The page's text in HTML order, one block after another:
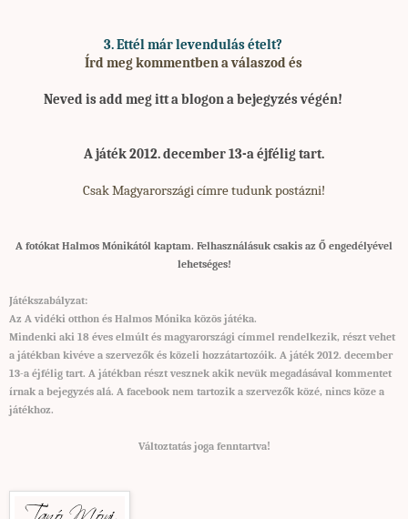
3. Ettél már levendulás ételt?
Írd meg kommentben a válaszod és
Neved is add meg itt a blogon a bejegyzés végén!
A játék 2012. december 13-a éjfélig tart.
Csak Magyarországi címre tudunk postázni!
A fotókat Halmos Mónikától kaptam. Felhasználásuk csakis az Ő engedélyével
lehetséges!
Játékszabályzat:
Az A vidéki otthon és Halmos Mónika közös játéka.
Mindenki aki 18 éves elmúlt és magyarországi címmel rendelkezik, részt vehet
a játékban kivéve a szervezők és közeli hozzátartozóik. A játék 2012. december
13-a éjfélig tart. A játékban részt vesznek akik nevük megadásával kommentet
írnak a bejegyzés alá. A facebook nem tartozik a szervezők közé, nincs köze a
játékhoz.
Változtatás joga fenntartva!